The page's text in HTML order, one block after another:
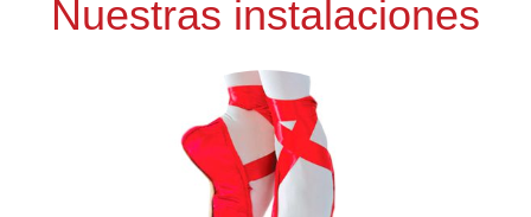
Nuestras instalaciones